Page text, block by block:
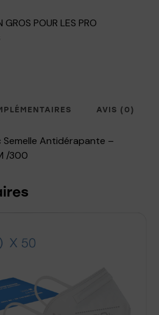
GROS POUR LES PRO
AVIS (0)
Antidérapante –
/300